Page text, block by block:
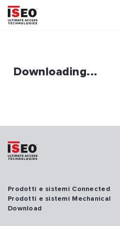
Downloading...
Prodotti e sistemi Connected
Prodotti e sistemi Mechanical
Download